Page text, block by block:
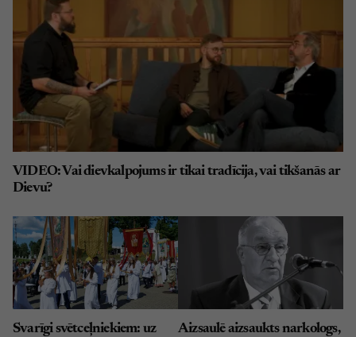
VIDEO: Vai dievkalpojums ir tikai tradīcija, vai tikšanās ar
Dievu?
Svarīgi svētceļniekiem: uz
Aizsaulē aizsaukts narkologs,